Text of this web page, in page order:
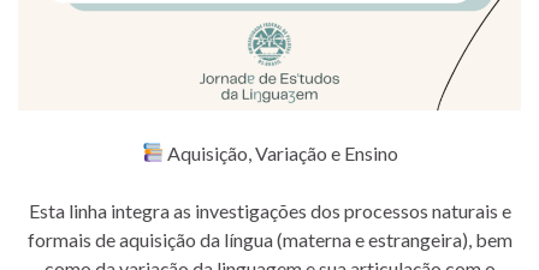
Aquisição, Variação e Ensino
Esta linha integra as investigações dos processos naturais e
formais de aquisição da língua (materna e estrangeira), bem